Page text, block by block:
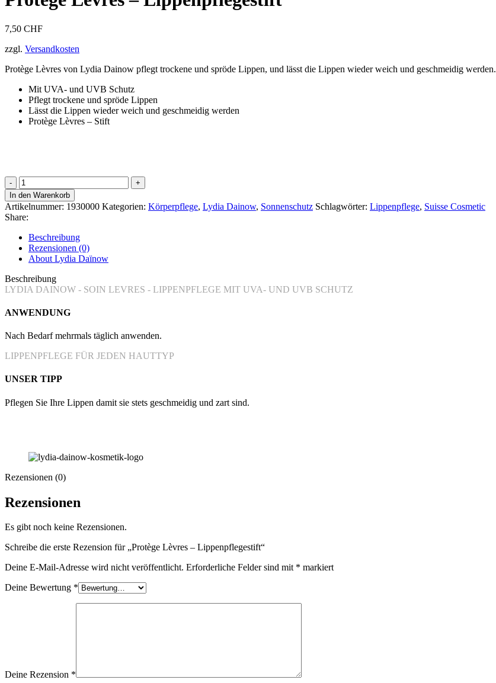
7,50 CHF
zzgl. Versandkosten
Protège Lèvres von Lydia Dainow pflegt trockene und spröde Lippen, und lässt die Lippen wieder weich und geschmeidig werden.
Mit UVA- und UVB Schutz
Pflegt trockene und spröde Lippen
Lässt die Lippen wieder weich und geschmeidig werden
Protège Lèvres – Stift
Protège
Lèvres
-
Lippenpflegestift
Menge
In den Warenkorb
Artikelnummer: 1930000 Kategorien: Körperpflege, Lydia Dainow, Sonnenschutz Schlagwörter: Lippenpflege, Suisse Cosmetic
Share:
Beschreibung
Rezensionen (0)
About Lydia Daïnow
Beschreibung
LYDIA DAINOW - SOIN LEVRES - LIPPENPFLEGE MIT UVA- UND UVB SCHUTZ
ANWENDUNG
Nach Bedarf mehrmals täglich anwenden.
LIPPENPFLEGE FÜR JEDEN HAUTTYP
UNSER TIPP
Pflegen Sie Ihre Lippen damit sie stets geschmeidig und zart sind.
Rezensionen (0)
Rezensionen
Es gibt noch keine Rezensionen.
Schreibe die erste Rezension für „Protège Lèvres – Lippenpflegestift“
Deine E-Mail-Adresse wird nicht veröffentlicht. Erforderliche Felder sind mit * markiert
Deine Bewertung *
Deine Rezension *